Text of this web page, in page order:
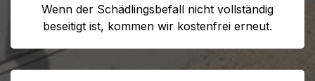
Wenn der Schädlingsbefall nicht vollständig
beseitigt ist, kommen wir kostenfrei erneut.